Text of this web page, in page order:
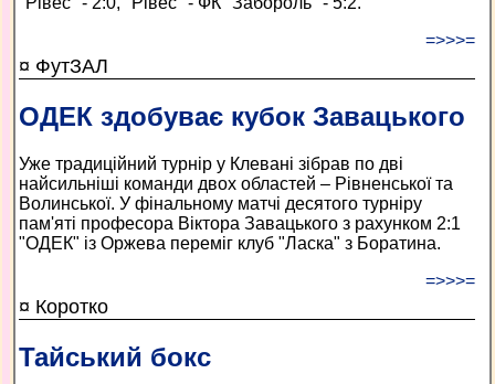
=>>>=
¤ ФутЗАЛ
ОДЕК здобуває кубок Завацького
Уже традиційний турнір у Клевані зібрав по дві
найсильніші команди двох областей – Рівненської та
Волинської. У фінальному матчі десятого турніру
пам'яті професора Віктора Завацького з рахунком 2:1
"ОДЕК" із Оржева переміг клуб "Ласка" з Боратина.
=>>>=
¤ Коротко
Тайський бокс